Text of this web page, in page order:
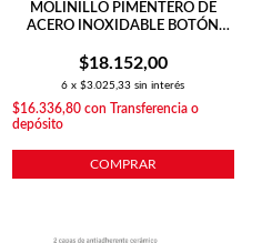
MOLINILLO PIMENTERO DE
ACERO INOXIDABLE BOTÓN
$18.152,00
6 x$3.025,33 sin interés
$16.336,80con Transferencia o
depósito
COMPRAR